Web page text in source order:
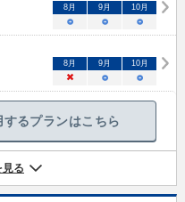
8月 9月 10月
○ ○ ○
8月 9月 10月
× ○ ○
るプランはこちら
見る